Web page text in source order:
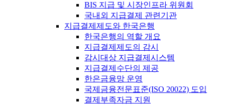
BIS 지급 및 시장인프라 위원회
국내외 지급결제 관련기관
지급결제제도와 한국은행
한국은행의 역할 개요
지급결제제도의 감시
감시대상 지급결제시스템
지급결제수단의 제공
한은금융망 운영
국제금융전문표준(ISO 20022) 도입
결제부족자금 지원